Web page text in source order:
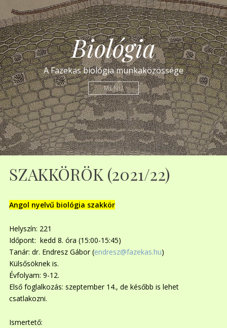
Biológia
A Fazekas biológia munkaközössége
MENU
SZAKKÖRÖK (2021/22)
Angol nyelvű biológia szakkör
Helyszín: 221
Időpont: kedd 8. óra (15:00-15:45)
Tanár: dr. Endresz Gábor (endresz@fazekas.hu)
Külsősöknek is.
Évfolyam: 9-12.
Első foglalkozás: szeptember 14., de később is lehet
csatlakozni.
Ismertető: